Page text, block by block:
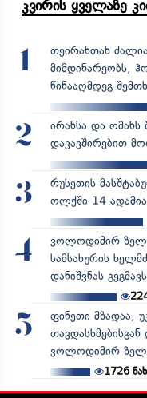
კვირის ყველაზე
1
თეირანთან
მიმდინარეობს,
წინააღმდეგ
2
ირანსა და ომანს
დაკავშირებით
3
რუსეთის
ოლქში 14
4
ვოლოდიმირ
სამსახურის
დანიშვნას
5
ფინეთი მზადაა,
ვოლოდიმირ
1726